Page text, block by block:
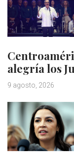
alegría los
9 agosto, 2026